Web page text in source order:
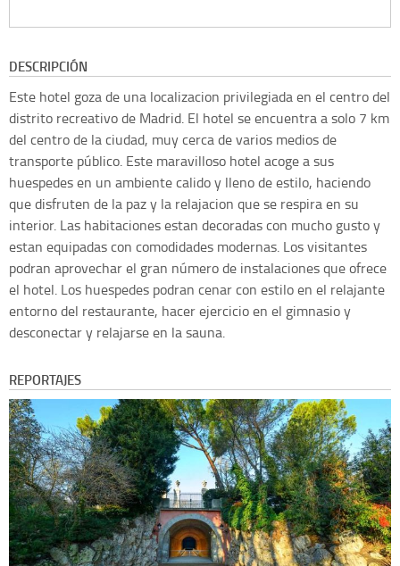
DESCRIPCIÓN
Este hotel goza de una localizacion privilegiada en el centro del
distrito recreativo de Madrid. El hotel se encuentra a solo 7 km
del centro de la ciudad, muy cerca de varios medios de
transporte público. Este maravilloso hotel acoge a sus
huespedes en un ambiente calido y lleno de estilo, haciendo
que disfruten de la paz y la relajacion que se respira en su
interior. Las habitaciones estan decoradas con mucho gusto y
estan equipadas con comodidades modernas. Los visitantes
podran aprovechar el gran número de instalaciones que ofrece
el hotel. Los huespedes podran cenar con estilo en el relajante
entorno del restaurante, hacer ejercicio en el gimnasio y
desconectar y relajarse en la sauna.
REPORTAJES